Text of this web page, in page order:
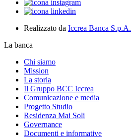
Realizzato da Iccrea Banca S.p.A.
La banca
Chi siamo
Mission
La storia
Il Gruppo BCC Iccrea
Comunicazione e media
Progetto Studio
Residenza Mai Soli
Governance
Documenti e informative